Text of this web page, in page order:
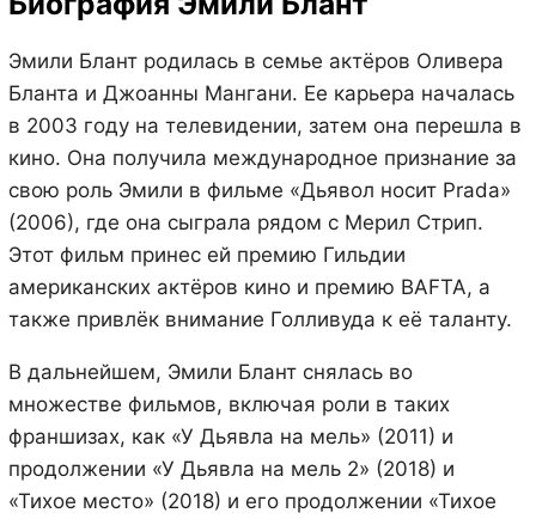
Эмили Блант родилась в семье актёров Оливера
Бланта и Джоанны Мангани. Ее карьера началась
в 2003 году на телевидении, затем она перешла в
кино. Она получила международное признание за
свою роль Эмили в фильме «Дьявол носит Prada»
(2006), где она сыграла рядом с Мерил Стрип.
Этот фильм принес ей премию Гильдии
американских актёров кино и премию BAFTA, а
также привлёк внимание Голливуда к её таланту.
В дальнейшем, Эмили Блант снялась во
множестве фильмов, включая роли в таких
франшизах, как «У Дьявла на мель» (2011) и
продолжении «У Дьявла на мель 2» (2018) и
«Тихое место» (2018) и его продолжении «Тихое